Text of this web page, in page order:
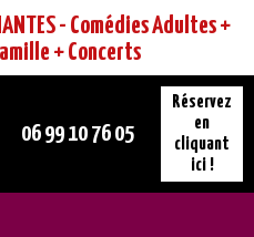
- Comédies Adultes +
+ Concerts
06 99 10 76 05
Réservez
en
cliquant
ici !